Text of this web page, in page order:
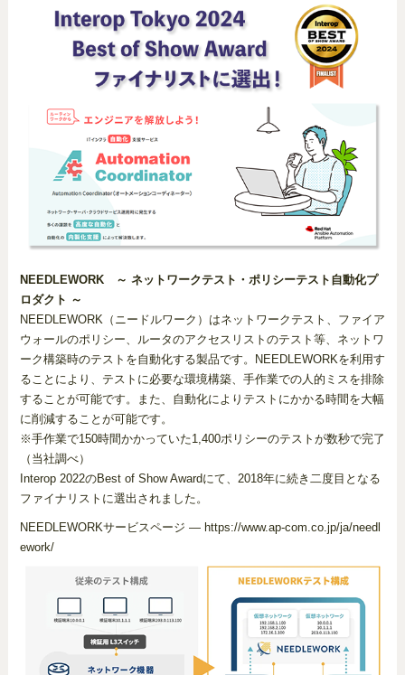
NEEDLEWORK ～ ネットワークテスト・ポリシーテスト自動化プ
ロダクト ～
NEEDLEWORK（ニードルワーク）はネットワークテスト、ファイア
ウォールのポリシー、ルータのアクセスリストのテスト等、ネットワ
ーク構築時のテストを自動化する製品です。NEEDLEWORKを利用す
ることにより、テストに必要な環境構築、手作業での人的ミスを排除
することが可能です。また、自動化によりテストにかかる時間を大幅
に削減することが可能です。
※手作業で150時間かかっていた1,400ポリシーのテストが数秒で完了
（当社調べ）
Interop 2022のBest of Show Awardにて、2018年に続き二度目となる
ファイナリストに選出されました。
NEEDLEWORKサービスページ ― https://www.ap-com.co.jp/ja/needl
ework/